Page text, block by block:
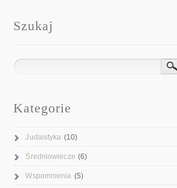
Szukaj
Kategorie
Judaistyka (10)
Średniowiecze (6)
Wspomnienia (5)